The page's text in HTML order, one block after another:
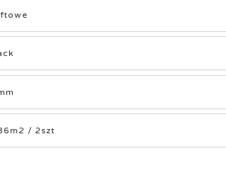
/ 2szt